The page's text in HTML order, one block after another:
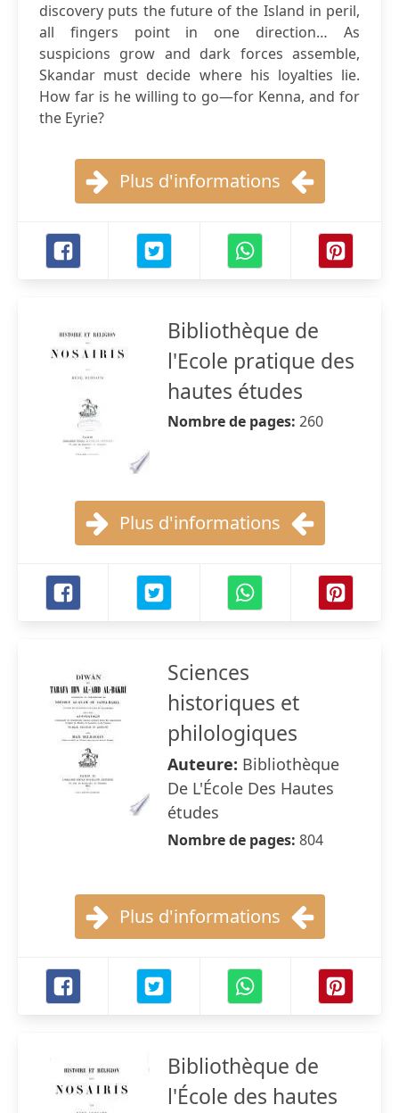
discovery puts the future of the Island in peril,
all fingers point in one direction… As
suspicions grow and dark forces assemble,
Skandar must decide where his loyalties lie.
How far is he willing to go—for Kenna, and for
the Eyrie?
Plus d'informations
Bibliothèque de
l'Ecole pratique des
hautes études
Nombre de pages: 260
Plus d'informations
Sciences
historiques et
philologiques
Auteure: Bibliothèque
De L'École Des Hautes
études
Nombre de pages: 804
Plus d'informations
Bibliothèque de
l'École des hautes